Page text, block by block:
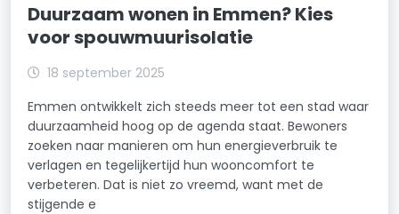
Duurzaam wonen in Emmen? Kies
voor spouwmuurisolatie
18 september 2025
Emmen ontwikkelt zich steeds meer tot een stad waar
duurzaamheid hoog op de agenda staat. Bewoners
zoeken naar manieren om hun energieverbruik te
verlagen en tegelijkertijd hun wooncomfort te
verbeteren. Dat is niet zo vreemd, want met de
stijgende e